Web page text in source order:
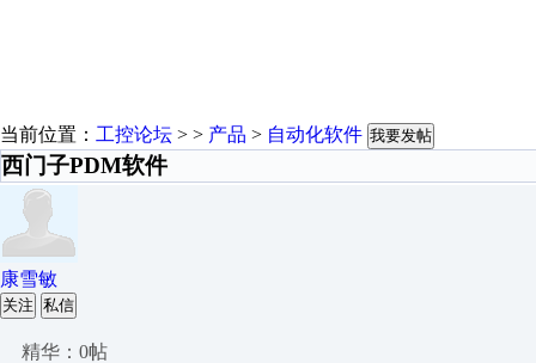
当前位置： 工控论坛 > > 产品 > 自动化软件 我要发帖
西门子PDM软件
康雪敏
关注 私信
精华：0帖